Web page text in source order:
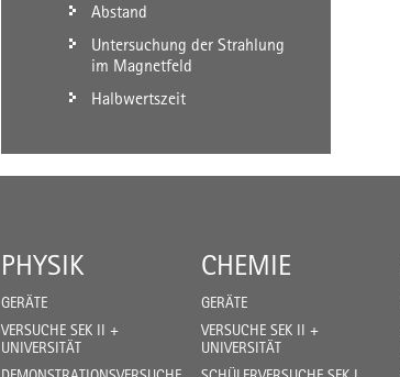
Abstand
Untersuchung der Strahlung
im Magnetfeld
Halbwertszeit
PHYSIK
GERÄTE
VERSUCHE SEK II +
UNIVERSITÄT
CHEMIE
GERÄTE
VERSUCHE SEK II +
UNIVERSITÄT